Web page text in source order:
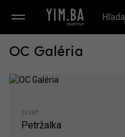
OC Galéria
ŠTVRŤ
Petržalka